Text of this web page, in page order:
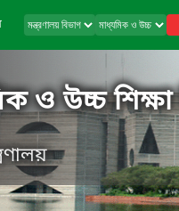
ও উচ্চ